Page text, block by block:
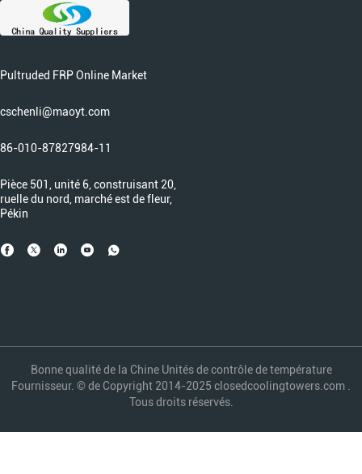
Pultruded FRP Online Market
cschenli@maoyt.com
86-010-87827984-11
Pièce 501, unité 6, construisant 20,
ruelle du nord, marché est de fleur,
Pékin
Bonne qualité de la Chine Unités de contrôle de température
Fournisseur. © de Copyright 2014-2025 closedcoolingtowers.com .
Tous droits réservés.